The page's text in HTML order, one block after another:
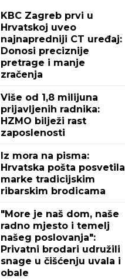
KBC Zagreb prvi u
Hrvatskoj uveo
najnapredniji CT uređaj:
Donosi preciznije
pretrage i manje
zračenja
Više od 1,8 milijuna
prijavljenih radnika:
HZMO bilježi rast
zaposlenosti
Iz mora na pisma:
Hrvatska pošta posvetila
marke tradicijskim
ribarskim brodicama
"More je naš dom, naše
radno mjesto i temelj
našeg poslovanja":
Privatni brodari udružili
snage u čišćenju uvala i
obale